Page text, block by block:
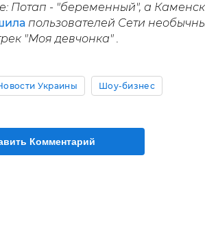
Потап - "беременный", а
пользователей Сети
"Моя девчонка" .
Украины Шоу-бизнес
Комментарий